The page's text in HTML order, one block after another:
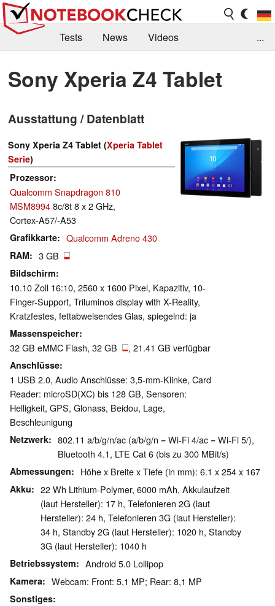
Tests News
Videos
Kaufberatung
Deals Suche
Jobs
Forum
...
Sony Xperia Z4 Tablet
Ausstattung / Datenblatt
Sony Xperia Z4 Tablet (Xperia Tablet
Serie)
Prozessor
Qualcomm Snapdragon 810
MSM89948c/8t 8 x 2 GHz,
Cortex-A57/-A53
Grafikkarte Qualcomm Adreno 430
RAM 3 GB
Bildschirm
10.10 Zoll 16:10, 2560 x 1600 Pixel, Kapazitiv, 10-
Finger-Support, Triluminos display with X-Reality,
Kratzfestes, fettabweisendes Glas, spiegelnd: ja
Massenspeicher
32 GB eMMC Flash, 32 GB , 21.41 GB verfügbar
Anschlüsse
1 USB 2.0, Audio Anschlüsse: 3,5-mm-Klinke, Card
Reader: microSD(XC) bis 128 GB, Sensoren:
Helligkeit, GPS, Glonass, Beidou, Lage,
Beschleunigung
Netzwerk
802.11 a/b/g/n/ac (a/b/g/n = Wi-Fi 4/ac = Wi-Fi 5/),
Bluetooth 4.1, LTE Cat 6 (bis zu 300 MBit/s)
Abmessungen Höhe x Breite x Tiefe (in mm): 6.1 x 254 x 167
Akku
22 Wh Lithium-Polymer, 6000 mAh, Akkulaufzeit
(laut Hersteller): 17 h, Telefonieren 2G (laut
Hersteller): 24 h, Telefonieren 3G (laut Hersteller):
34 h, Standby 2G (laut Hersteller): 1020 h, Standby
3G (laut Hersteller): 1040 h
Betriebssystem Android 5.0 Lollipop
Kamera Webcam: Front: 5,1 MP; Rear: 8,1 MP
Sonstiges